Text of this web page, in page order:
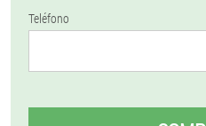
Teléfono